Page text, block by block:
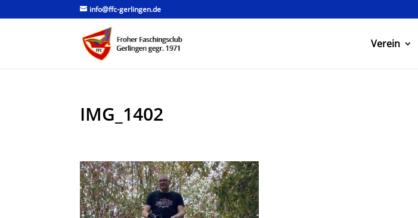
info@ffc-gerlingen.de
Verein
IMG_1402